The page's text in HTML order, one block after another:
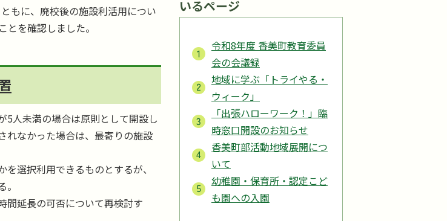
もに、廃校後の施設利活用につい
を確認しました。
5人未満の場合は原則として開設し
れなかった場合は、最寄りの施設
選択利用できるものとするが、
間延長の可否について再検討す
いるページ
令和8年度 香美町教育委員
会の会議録
地域に学ぶ「トライやる・
ウィーク」
「出張ハローワーク！」臨
時窓口開設のお知らせ
香美町部活動地域展開につ
いて
幼稚園・保育所・認定こど
も園への入園